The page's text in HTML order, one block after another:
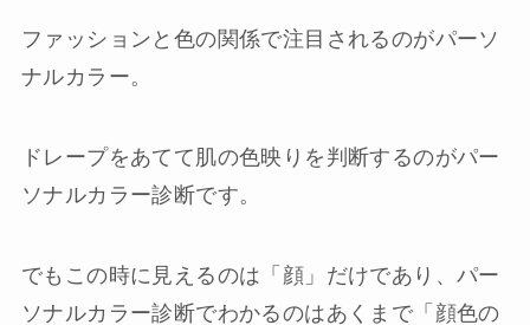
ファッションと色の関係で注目されるのがパーソ
ナルカラー。
ドレープをあてて肌の色映りを判断するのがパー
ソナルカラー診断です。
でもこの時に見えるのは「顔」だけであり、パー
ソナルカラー診断でわかるのはあくまで「顔色の